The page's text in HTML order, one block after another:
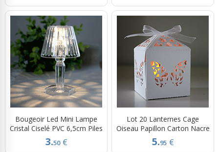
Bougeoir Led Mini Lampe
Cristal Ciselé PVC 6,5cm Piles
3.50 €
Lot 20 Lanternes Cage
Oiseau Papillon Carton Nacre
5.95 €